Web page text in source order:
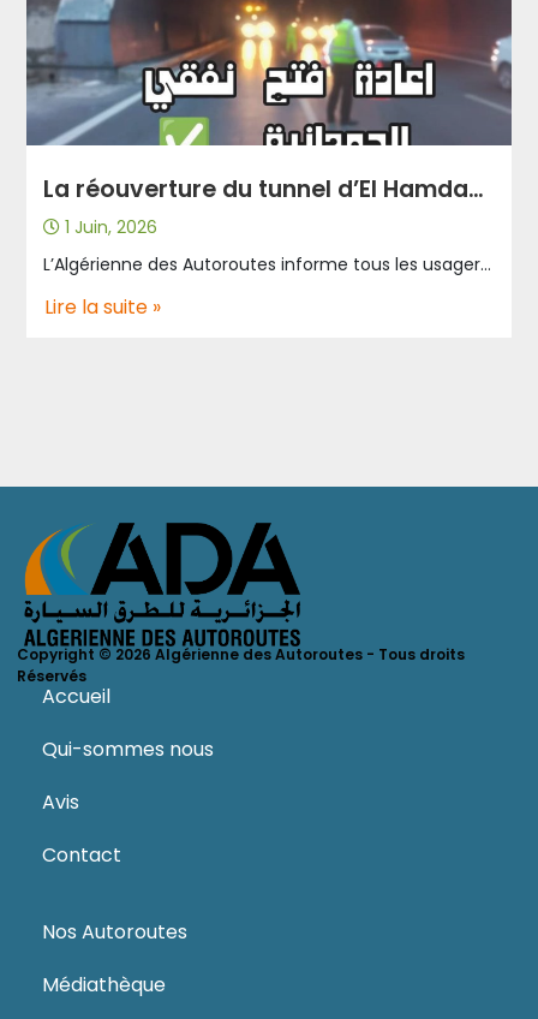
La réouverture du tunnel d’El Hamdania vers Médéa-Djelfa.
1 Juin, 2026
L’Algérienne des Autoroutes informe tous les usagers de l’autoroute Nord-Sud A1 que le tunnel d’El Hamdania à l’autoroute Nord-Sud A1 en direction de Médéa – Djelfa est rouvert à la circulation, en collaboration avec les autorités locales des Wilayas de Blida et Médéa, la gendarmerie et la protection civile, et cela après l’installation des équipements provisoires de l’éclairage de sécurité dans le tunnel pour assurer une visibilité minimale. Par ailleurs, les travaux techniques pour changer les équipements endommagés se poursuivent, en mobilisant les équipes techniques et d’exploitation avec tous les moyens humains et matériels pour assurer le bon déroulement de l’infrastructure et la continuité du service dans les bonnes conditions. L’Algérienne des Autoroutes réaffirme son engagement à garantir la sécurité des usagers de la route et a appelé chacun de respecter la signalisation routière et les règles de sécurité dans les tunnels sur tout le réseau autoroutier. Le tunnel est ouvert actuellement dans les deux sens.
Lire la suite »
Copyright © 2026 Algérienne des Autoroutes - Tous droits
Réservés
Accueil
Qui-sommes nous
Avis
Contact
Nos Autoroutes
Médiathèque